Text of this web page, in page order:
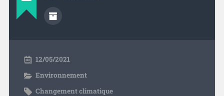
12/05/2021
Environnement
Changement climatique